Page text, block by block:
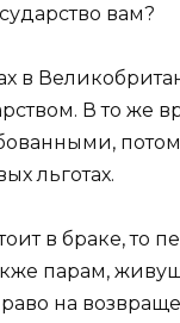
вам?
в
В то
льготах.
в браке, то
парам,
на